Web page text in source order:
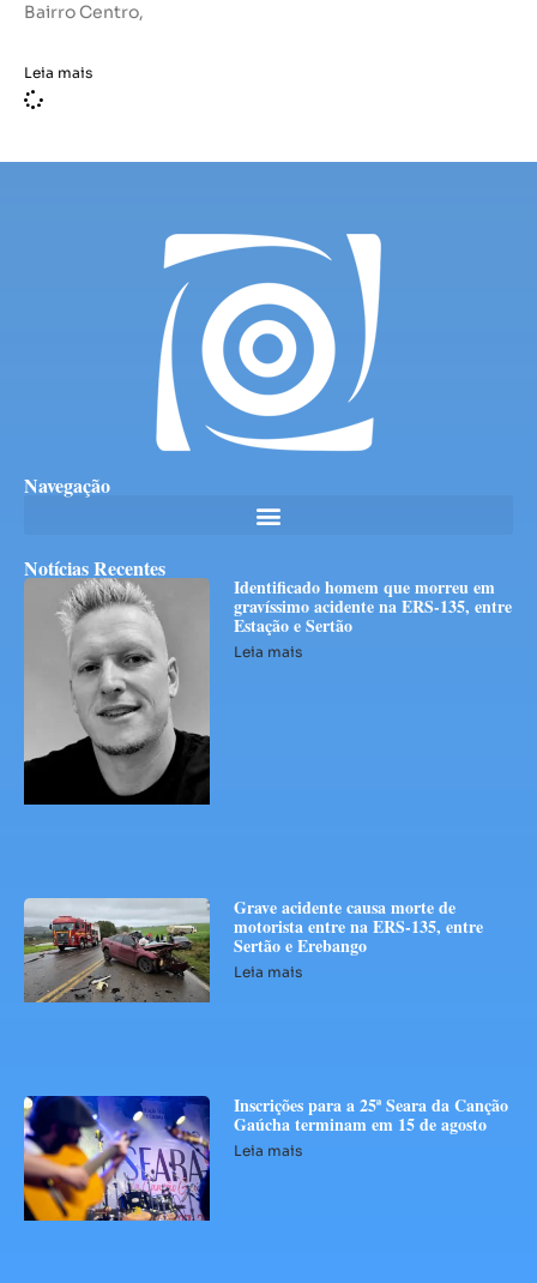
Bairro Centro,
Leia mais
Navegação
Notícias Recentes
Identificado homem que morreu em
gravíssimo acidente na ERS-135, entre
Estação e Sertão
Leia mais
Grave acidente causa morte de
motorista entre na ERS-135, entre
Sertão e Erebango
Leia mais
Inscrições para a 25ª Seara da Canção
Gaúcha terminam em 15 de agosto
Leia mais